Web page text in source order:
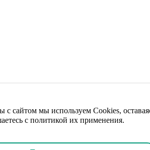
с сайтом мы используем Cookies,
с политикой их применения.